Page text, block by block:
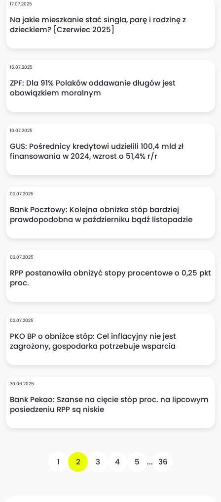
17.07.2025
Na jakie mieszkanie stać singla, parę i rodzinę z
dzieckiem? [Czerwiec 2025]
15.07.2025
ZPF: Dla 91% Polaków oddawanie długów jest
obowiązkiem moralnym
10.07.2025
GUS: Pośrednicy kredytowi udzielili 100,4 mld zł
finansowania w 2024, wzrost o 51,4% r/r
02.07.2025
Bank Pocztowy: Kolejna obniżka stóp bardziej
prawdopodobna w październiku bądź listopadzie
02.07.2025
RPP postanowiła obniżyć stopy procentowe o 0,25 pkt
proc.
02.07.2025
PKO BP o obniżce stóp: Cel inflacyjny nie jest
zagrożony, gospodarka potrzebuje wsparcia
30.06.2025
Bank Pekao: Szanse na cięcie stóp proc. na lipcowym
posiedzeniu RPP są niskie
1 2 3 4 5 ... 36